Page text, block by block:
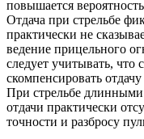
повышается
Отдача при стрельбе
практически не
ведение прицельного
следует учитывать, что
скомпенсировать
При стрельбе
отдачи практически
точности и разбросу